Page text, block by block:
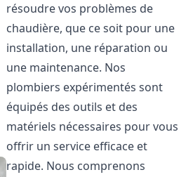
résoudre vos problèmes de
chaudière, que ce soit pour une
installation, une réparation ou
une maintenance. Nos
plombiers expérimentés sont
équipés des outils et des
matériels nécessaires pour vous
offrir un service efficace et
rapide. Nous comprenons